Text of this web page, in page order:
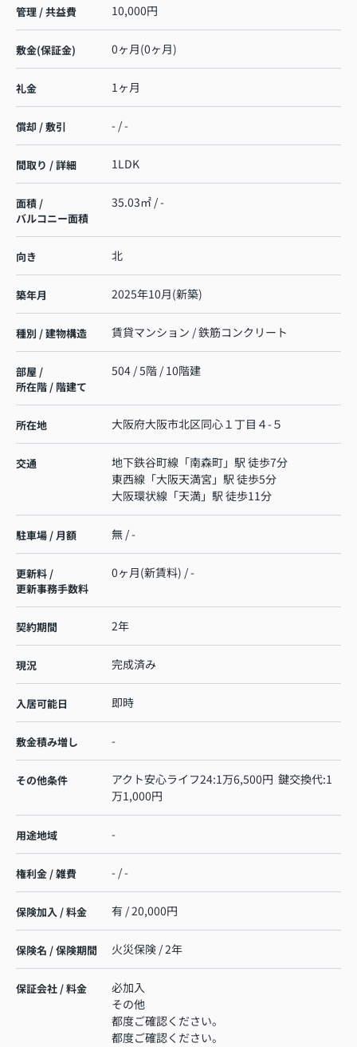
管理 / 共益費 10,000円
敷金(保証金) 0ヶ月(0ヶ月)
礼金 1ヶ月
償却 / 敷引 - / -
間取り / 詳細 1LDK
面積 /
バルコニー面積
35.03㎡ / -
向き 北
築年月 2025年10月(新築)
種別 / 建物構造 賃貸マンション / 鉄筋コンクリート
部屋 /
所在階 / 階建て
504 / 5階 / 10階建
所在地 大阪府大阪市北区同心１丁目４-５
交通 地下鉄谷町線 「南森町」駅 徒歩7分
東西線 「大阪天満宮 」駅 徒歩5分
大阪環状線 「天満」駅 徒歩11分
駐車場 / 月額 無 / -
更新料 /
更新事務手数料
0ヶ月(新賃料) / -
契約期間 2年
現況 完成済み
入居可能日 即時
敷金積み増し -
その他条件
アクト安心ライフ24:1万6,500円 鍵交換代:1
万1,000円
用途地域 -
権利金 / 雑費 - / -
保険加入 / 料金 有 / 20,000円
保険名 / 保険期間 火災保険 / 2年
保証会社 / 料金
必加入
その他
都度ご確認ください。
都度ご確認ください。